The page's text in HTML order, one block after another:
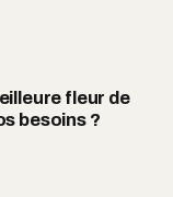
fleur de
besoins ?